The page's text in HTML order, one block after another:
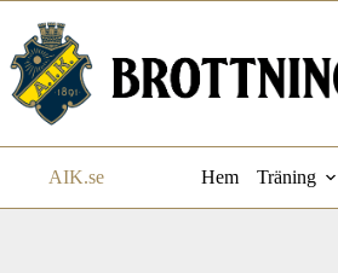
innehåll
AIK.se Hem Träning